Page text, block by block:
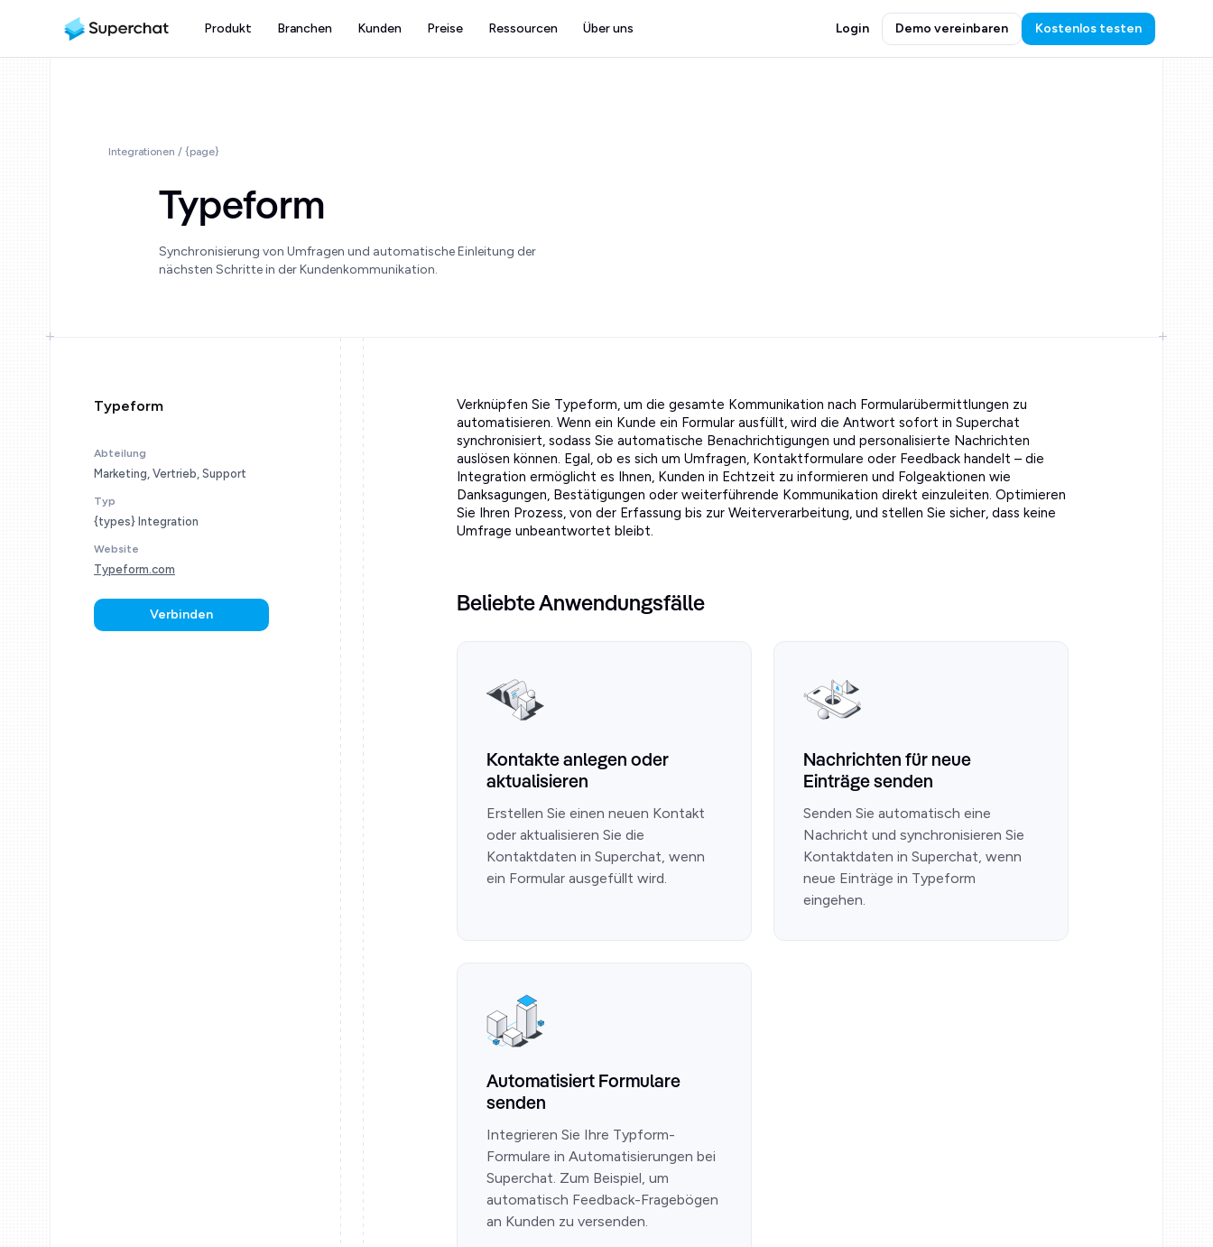
Produkt Branchen Kunden Preise Ressourcen Über uns Login Demo vereinbaren Kostenlos testen
Integrationen / {page}
Typeform
Synchronisierung von Umfragen und automatische Einleitung der
nächsten Schritte in der Kundenkommunikation.
Typeform
Abteilung
Marketing, Vertrieb, Support
Typ
{types} Integration
Website
Typeform.com
Verbinden
Verknüpfen Sie Typeform, um die gesamte Kommunikation nach Formularübermittlungen zu
automatisieren. Wenn ein Kunde ein Formular ausfüllt, wird die Antwort sofort in Superchat
synchronisiert, sodass Sie automatische Benachrichtigungen und personalisierte Nachrichten
auslösen können. Egal, ob es sich um Umfragen, Kontaktformulare oder Feedback handelt – die
Integration ermöglicht es Ihnen, Kunden in Echtzeit zu informieren und Folgeaktionen wie
Danksagungen, Bestätigungen oder weiterführende Kommunikation direkt einzuleiten. Optimieren
Sie Ihren Prozess, von der Erfassung bis zur Weiterverarbeitung, und stellen Sie sicher, dass keine
Umfrage unbeantwortet bleibt.
Beliebte Anwendungsfälle
Kontakte anlegen oder
aktualisieren
Erstellen Sie einen neuen Kontakt
oder aktualisieren Sie die
Kontaktdaten in Superchat, wenn
ein Formular ausgefüllt wird.
Nachrichten für neue
Einträge senden
Senden Sie automatisch eine
Nachricht und synchronisieren Sie
Kontaktdaten in Superchat, wenn
neue Einträge in Typeform
eingehen.
Automatisiert Formulare
senden
Integrieren Sie Ihre Typform-
Formulare in Automatisierungen bei
Superchat. Zum Beispiel, um
automatisch Feedback-Fragebögen
an Kunden zu versenden.